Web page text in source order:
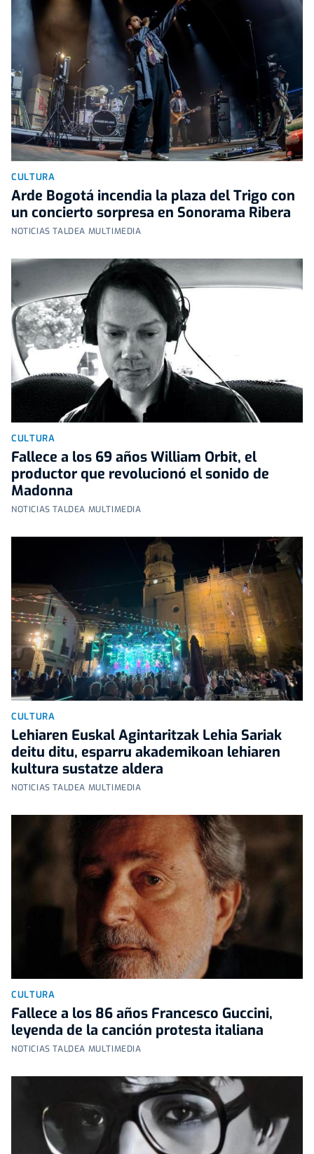
CULTURA
Arde Bogotá incendia la plaza del Trigo con
un concierto sorpresa en Sonorama Ribera
NOTICIAS TALDEA MULTIMEDIA
CULTURA
Fallece a los 69 años William Orbit, el
productor que revolucionó el sonido de
Madonna
NOTICIAS TALDEA MULTIMEDIA
CULTURA
Lehiaren Euskal Agintaritzak Lehia Sariak
deitu ditu, esparru akademikoan lehiaren
kultura sustatze aldera
NOTICIAS TALDEA MULTIMEDIA
CULTURA
Fallece a los 86 años Francesco Guccini,
leyenda de la canción protesta italiana
NOTICIAS TALDEA MULTIMEDIA